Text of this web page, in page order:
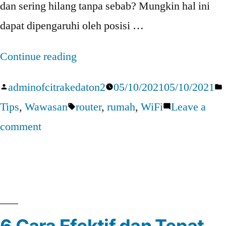
dan sering hilang tanpa sebab? Mungkin hal ini
dapat dipengaruhi oleh posisi …
Continue reading
Memilih
Posisi
Posted
by
adminofcitrakedaton2 05/10/202105/10/2021
Tips, Wawasan Tags:
router, rumah, WiFi Leave a
commenton